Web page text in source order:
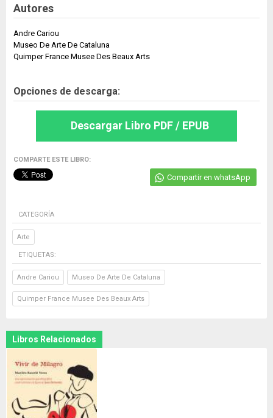
Autores
Andre Cariou
Museo De Arte De Cataluna
Quimper France Musee Des Beaux Arts
Opciones de descarga:
Descargar Libro PDF / EPUB
COMPARTE ESTE LIBRO:
Compartir en whatsApp
CATEGORÍA
Arte
ETIQUETAS:
Andre Cariou Museo De Arte De Cataluna
Quimper France Musee Des Beaux Arts
Libros Relacionados